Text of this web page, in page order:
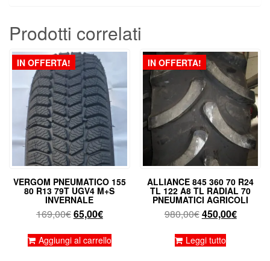
Prodotti correlati
IN OFFERTA!
VERGOM PNEUMATICO 155
80 R13 79T UGV4 M+S
INVERNALE
169,00€Il
originale
65,00€Il
attuale
Aggiungi al carrello
IN OFFERTA!
ALLIANCE 845 360 70 R24
TL 122 A8 TL RADIAL 70
PNEUMATICI AGRICOLI
980,00€Il
originale
450,00€Il
Leggi tutto